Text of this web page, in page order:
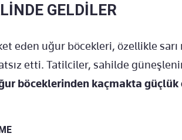
GELDİLER
eden uğur böcekleri, özellikle sarı
etti. Tatilciler, sahilde
böceklerinden kaçmakta güçlük